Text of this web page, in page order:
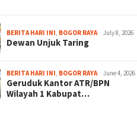
BERITA HARI INI BOGOR RAYA July 8, 2026
Dewan Unjuk Taring
BERITA HARI INI BOGOR RAYA June 4, 2026
Geruduk Kantor ATR/BPN
Wilayah 1 Kabupat…